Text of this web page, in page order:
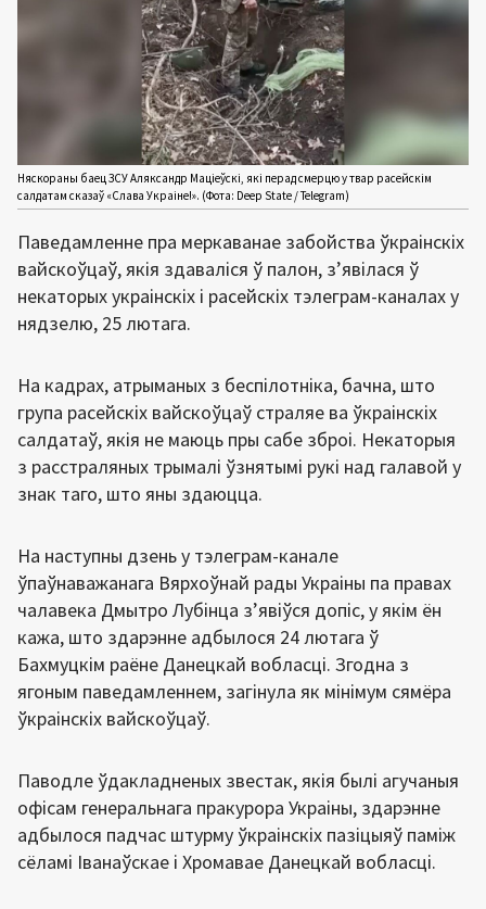
Няскораны баец ЗСУ Аляксандр Маціеўскі, які перад смерцю у твар расейскім
салдатам сказаў «Слава Украіне!». (Фота: Deep State / Telegram)
Паведамленне пра меркаванае забойства ўкраінскіх
вайскоўцаў, якія здаваліся ў палон, з’явілася ў
некаторых украінскіх і расейскіх тэлеграм-каналах у
нядзелю, 25 лютага.
На кадрах, атрыманых з беспілотніка, бачна, што
група расейскіх вайскоўцаў страляе ва ўкраінскіх
салдатаў, якія не маюць пры сабе зброі. Некаторыя
з расстраляных трымалі ўзнятымі рукі над галавой у
знак таго, што яны здаюцца.
На наступны дзень у тэлеграм-канале
ўпаўнаважанага Вярхоўнай рады Украіны па правах
чалавека Дмытро Лубінца з’явіўся допіс, у якім ён
кажа, што здарэнне адбылося 24 лютага ў
Бахмуцкім раёне Данецкай вобласці. Згодна з
ягоным паведамленнем, загінула як мінімум сямёра
ўкраінскіх вайскоўцаў.
Паводле ўдакладненых звестак, якія былі агучаныя
офісам генеральнага пракурора Украіны, здарэнне
адбылося падчас штурму ўкраінскіх пазіцыяў паміж
сёламі Іванаўскае і Хромавае Данецкай вобласці.